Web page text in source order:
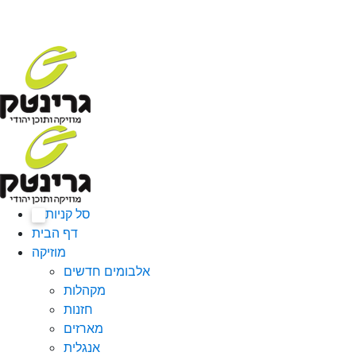
סל קניות
דף הבית
מוזיקה
אלבומים חדשים
מקהלות
חזנות
מארזים
אנגלית